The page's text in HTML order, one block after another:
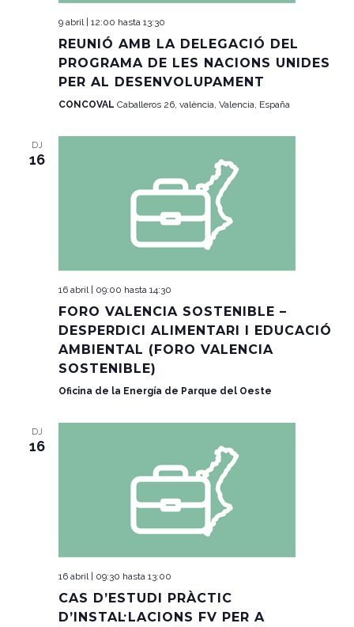
9 abril | 12:00 hasta 13:30
REUNIÓ AMB LA DELEGACIÓ DEL
PROGRAMA DE LES NACIONS UNIDES
PER AL DESENVOLUPAMENT
CONCOVAL Caballeros 26, valència, Valencia, España
DJ
16
16 abril | 09:00 hasta 14:30
FORO VALENCIA SOSTENIBLE –
DESPERDICI ALIMENTARI I EDUCACIÓ
AMBIENTAL (FORO VALENCIA
SOSTENIBLE)
Oficina de la Energía de Parque del Oeste
DJ
16
16 abril | 09:30 hasta 13:00
CAS D’ESTUDI PRÀCTIC
D’INSTAL·LACIONS FV PER A